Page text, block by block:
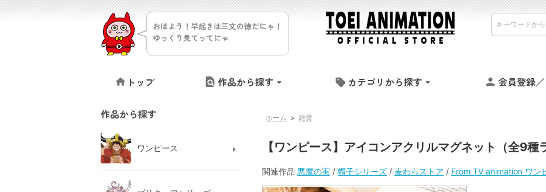
おはよう！早起きは三文の徳だにゃ！
ゆっくり見てってにゃ
トップ 作品から探す カテゴリから探す 会員登録
ホーム > 雑貨
【ワンピース】アイコンアクリルマグネット（全9種
関連作品 悪魔の実 / 帽子シリーズ / 麦わらストア / From TV animation ワン
作品から探す
ワンピース